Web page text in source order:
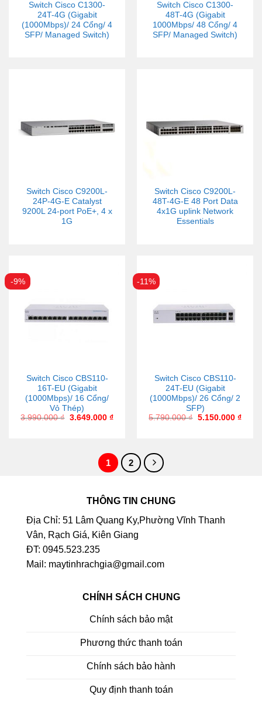
Switch Cisco C1300-
24T-4G (Gigabit
(1000Mbps)/ 24 Cổng/ 4
SFP/ Managed Switch)
Switch Cisco C1300-
48T-4G (Gigabit
1000Mbps/ 48 Cổng/ 4
SFP/ Managed Switch)
Switch Cisco C9200L-
24P-4G-E Catalyst
9200L 24-port PoE+, 4 x
1G
Switch Cisco C9200L-
48T-4G-E 48 Port Data
4x1G uplink Network
Essentials
-9%
Switch Cisco CBS110-
16T-EU (Gigabit
(1000Mbps)/ 16 Cổng/
Vỏ Thép)
3.990.000₫ 3.649.000 ₫
-11%
Switch Cisco CBS110-
24T-EU (Gigabit
(1000Mbps)/ 26 Cổng/ 2
SFP)
5.790.000₫ 5.150.000 ₫
1 2
THÔNG TIN CHUNG
Địa Chỉ: 51 Lâm Quang Ky,Phường Vĩnh Thanh
Vân, Rạch Giá, Kiên Giang
ĐT: 0945.523.235
Mail: maytinhrachgia@gmail.com
CHÍNH SÁCH CHUNG
Chính sách bảo mật
Phương thức thanh toán
Chính sách bảo hành
Quy định thanh toán